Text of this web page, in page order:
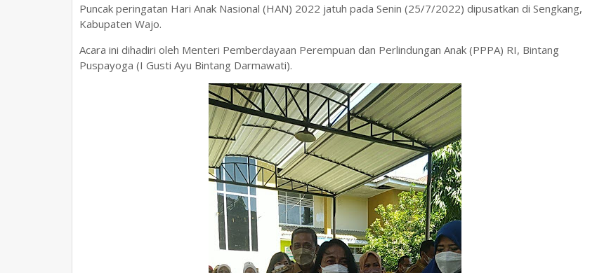
Puncak peringatan Hari Anak Nasional (HAN) 2022 jatuh pada Senin (25/7/2022) dipusatkan di Sengkang,
Kabupaten Wajo.
Acara ini dihadiri oleh Menteri Pemberdayaan Perempuan dan Perlindungan Anak (PPPA) RI, Bintang
Puspayoga (I Gusti Ayu Bintang Darmawati).